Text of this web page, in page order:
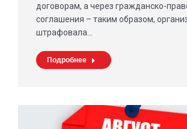
договорам, а через гражданско-
соглашения – таким образом,
штрафовала…
Подробнее